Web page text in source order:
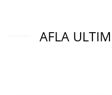
Puzzle XXLAFLA